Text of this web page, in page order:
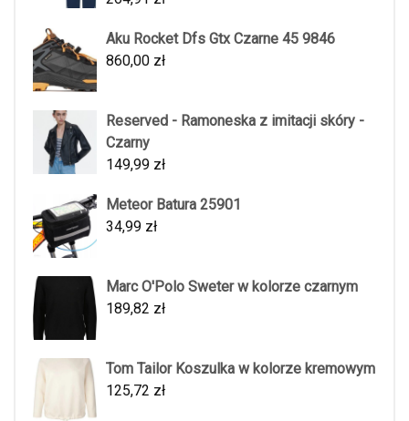
Aku Rocket Dfs Gtx Czarne 45 9846
860,00 zł
Reserved - Ramoneska z imitacji skóry -
Czarny
149,99 zł
Meteor Batura 25901
34,99 zł
Marc O'Polo Sweter w kolorze czarnym
189,82 zł
Tom Tailor Koszulka w kolorze kremowym
125,72 zł